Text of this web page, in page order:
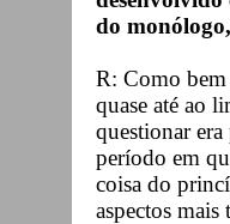
do
R: Como bem
quase até ao
questionar
período em
coisa do
aspectos mais